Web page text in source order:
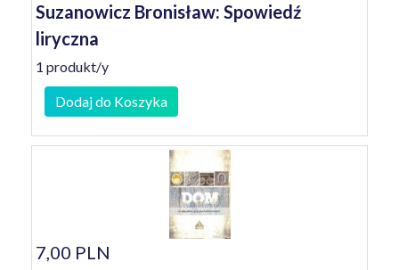
Suzanowicz Bronisław: Spowiedź
liryczna
1 produkt/y
Dodaj do Koszyka
7,00 PLN